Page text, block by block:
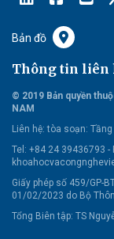
Bản đồ
Thông tin liên
© 2019 Bản quyền
NAM
Liên hệ: tòa soạn: Tầng
Tel: +84 24 39436793 -
Giấy phép số 459/GP-
01/02/2023 do Bộ
Tổng Biên tập: TS